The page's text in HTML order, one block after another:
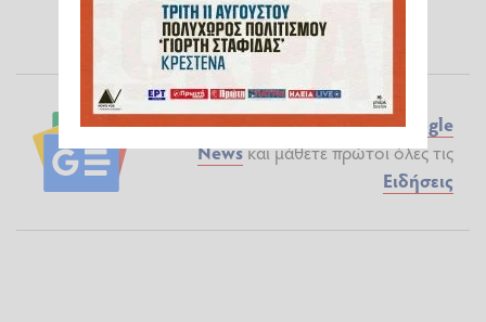
Ακολουθήστε το ilialive.gr στοGoogle
Newsκαι μάθετε πρώτοι όλες τις
Ειδήσεις